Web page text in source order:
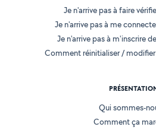
Je n'arrive pas à faire
Je n'arrive pas à me
Je n'arrive pas à m'inscrire
Comment réinitialiser /
Qui sommes-
Comment ça